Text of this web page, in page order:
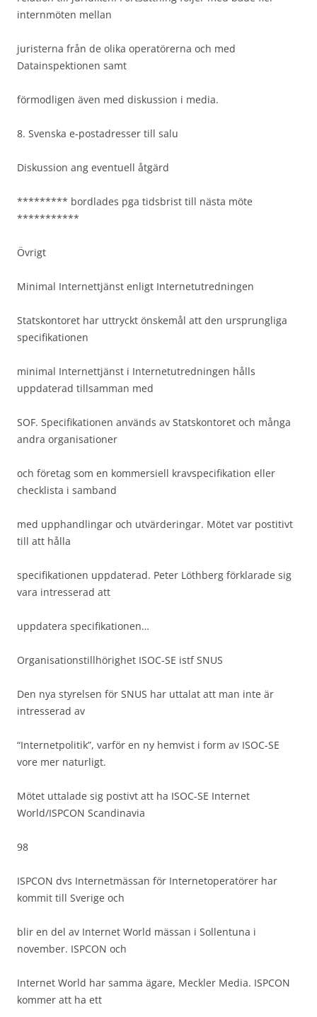
internmöten mellan
juristerna från de olika operatörerna och med
Datainspektionen samt
förmodligen även med diskussion i media.
8. Svenska e-postadresser till salu
Diskussion ang eventuell åtgärd
********* bordlades pga tidsbrist till nästa möte
***********
Övrigt
Minimal Internettjänst enligt Internetutredningen
Statskontoret har uttryckt önskemål att den ursprungliga
specifikationen
minimal Internettjänst i Internetutredningen hålls
uppdaterad tillsamman med
SOF. Specifikationen används av Statskontoret och många
andra organisationer
och företag som en kommersiell kravspecifikation eller
checklista i samband
med upphandlingar och utvärderingar. Mötet var postitivt
till att hålla
specifikationen uppdaterad. Peter Löthberg förklarade sig
vara intresserad att
uppdatera specifikationen…
Organisationstillhörighet ISOC-SE istf SNUS
Den nya styrelsen för SNUS har uttalat att man inte är
intresserad av
“Internetpolitik”, varför en ny hemvist i form av ISOC-SE
vore mer naturligt.
Mötet uttalade sig postivt att ha ISOC-SE Internet
World/ISPCON Scandinavia
98
ISPCON dvs Internetmässan för Internetoperatörer har
kommit till Sverige och
blir en del av Internet World mässan i Sollentuna i
november. ISPCON och
Internet World har samma ägare, Meckler Media. ISPCON
kommer att ha ett